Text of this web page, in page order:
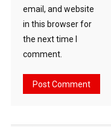
email, and website
in this browser for
the next time I
comment.